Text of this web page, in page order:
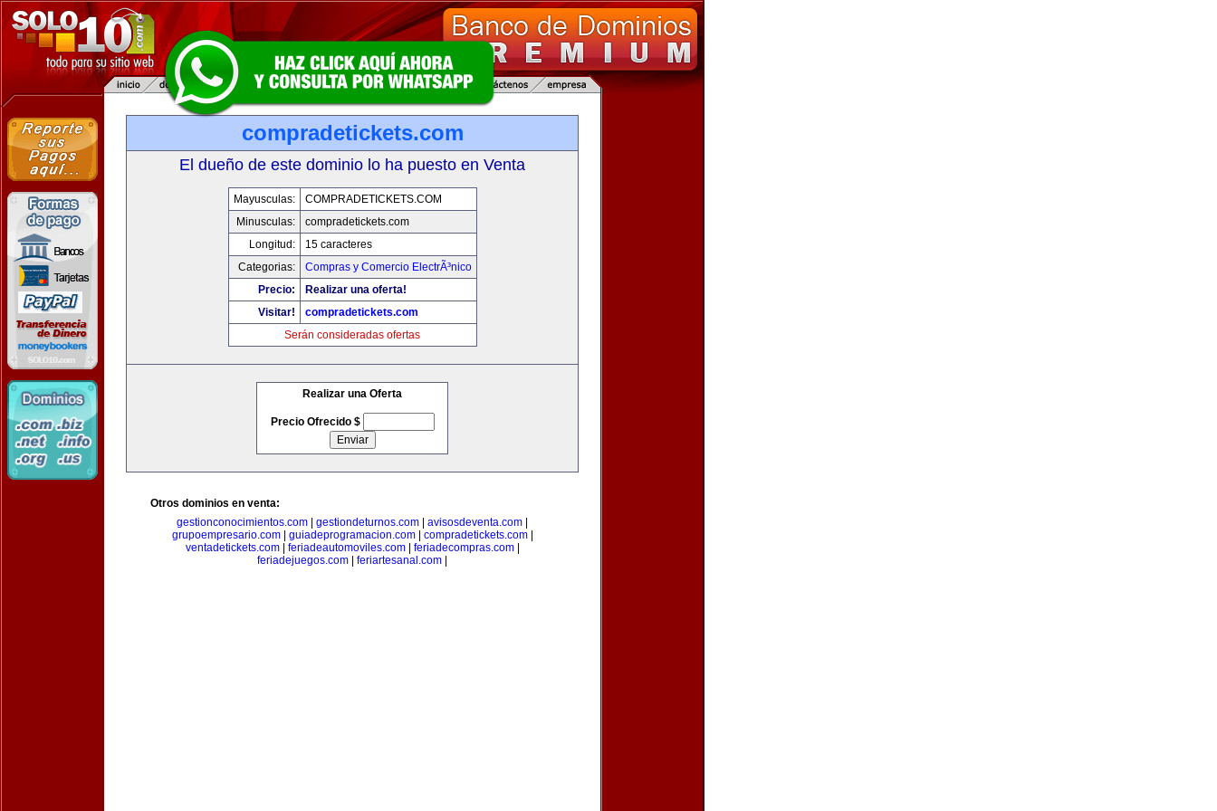
compradetickets.com
El dueño de este dominio lo ha puesto en Venta
Mayusculas:
COMPRADETICKETS.COM
Minusculas:
compradetickets.com
Longitud:
15 caracteres
Categorias:
Compras y Comercio ElectrÃ³nico
Precio:
Realizar una oferta!
Visitar!
compradetickets.com
Serán consideradas ofertas
Realizar una Oferta
Precio Ofrecido $
Otros dominios en venta:
gestionconocimientos.com
gestiondeturnos.com avisosdeventa.com
grupoempresario.com| guiadeprogramacion.com| compradetickets.com|
ventadetickets.com| feriadeautomoviles.com| feriadecompras.com|
feriadejuegos.com
feriartesanal.com